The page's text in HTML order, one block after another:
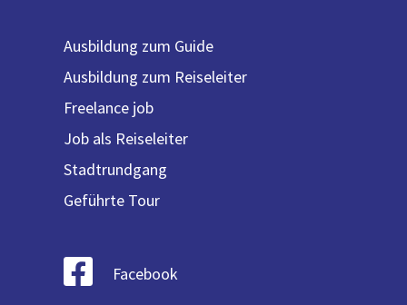
Ausbildung zum Guide
Ausbildung zum Reiseleiter
Freelance job
Job als Reiseleiter
Stadtrundgang
Geführte Tour
Facebook